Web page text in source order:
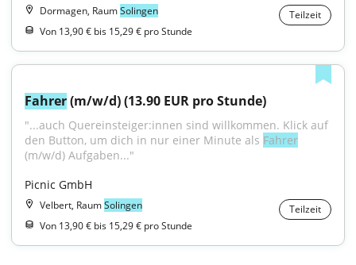
Dormagen, RaumSolingen
Teilzeit
Von 13,90 € bis 15,29 € pro Stunde
Fahrer (m/w/d) (13.90 EUR pro Stunde)
"...auch Quereinsteiger:innen sind willkommen. Klick auf
den Button, um dich in nur einer Minute als Fahrer
(m/w/d) Aufgaben..."
Picnic GmbH
Velbert, RaumSolingen
Teilzeit
Von 13,90 € bis 15,29 € pro Stunde